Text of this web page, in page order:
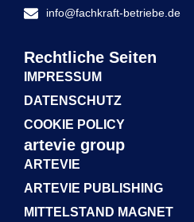
info@fachkraft-betriebe.de
Rechtliche Seiten
IMPRESSUM
DATENSCHUTZ
COOKIE POLICY
artevie group
ARTEVIE
ARTEVIE PUBLISHING
MITTELSTAND MAGNET